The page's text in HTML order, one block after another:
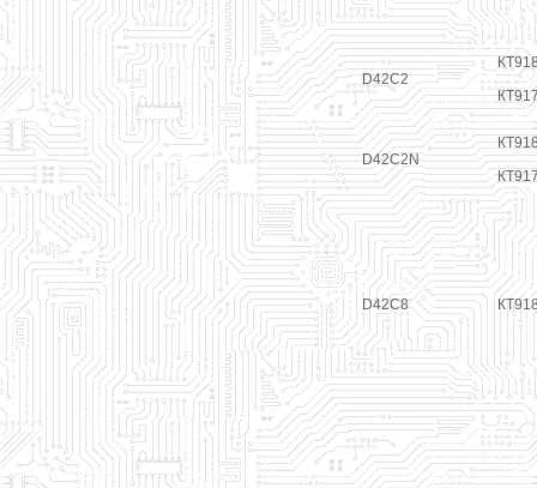
D42C2
D42C2N
D42C8